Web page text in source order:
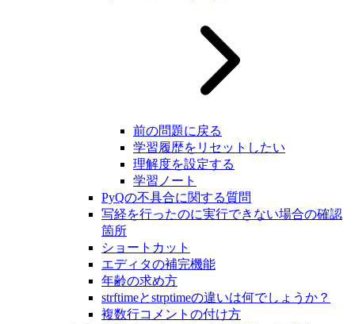
前の問題に戻る
学習履歴をリセットしたい
理解度を設定する
学習ノート
PyQの不具合に関する質問
写経を行ったのに実行できない場合の確認
箇所
ショートカット
エディタの補完機能
年齢の求め方
strftimeとstrptimeの違いは何でしょうか？
複数行コメントの付け方